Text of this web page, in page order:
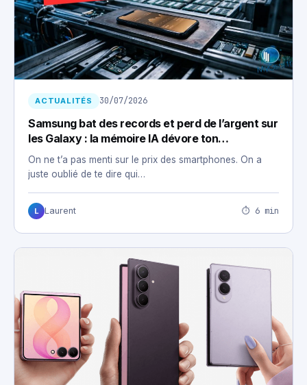
ACTUALITÉS 30/07/2026
Samsung bat des records et perd de l’argent sur
les Galaxy : la mémoire IA dévore ton
smartphone
On ne t’a pas menti sur le prix des smartphones. On a
juste oublié de te dire qui…
L Laurent ⏱ 6 min